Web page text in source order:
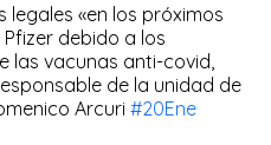
«en los próximos
debido a los
las vacunas anti-covid,
de la unidad de
Arcuri#20Ene